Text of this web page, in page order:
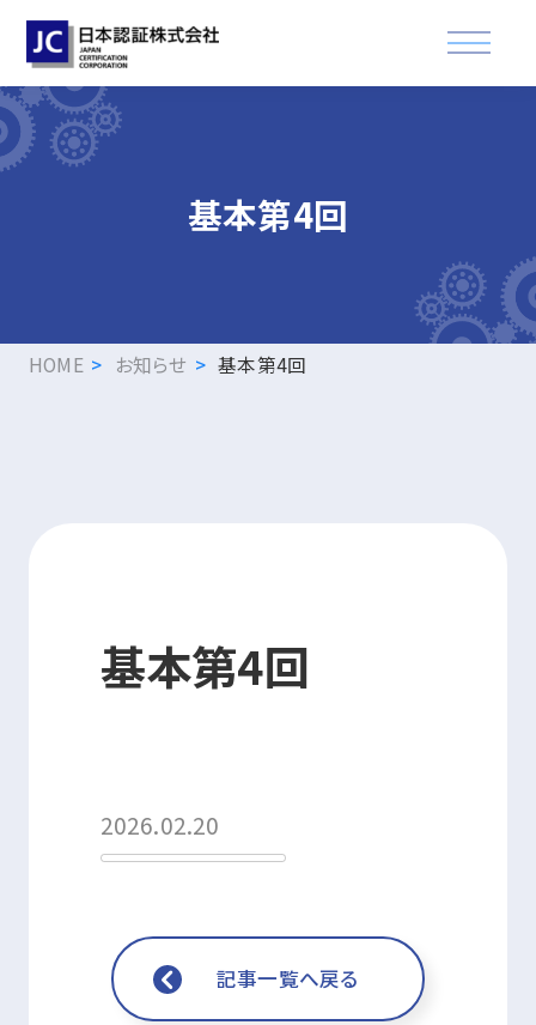
資格認証試験
企業情報
お問い合わせ 申込・マイページ
基本第4回
HOME お知らせ 基本第4回
基本第4回
2026.02.20
記事一覧へ戻る